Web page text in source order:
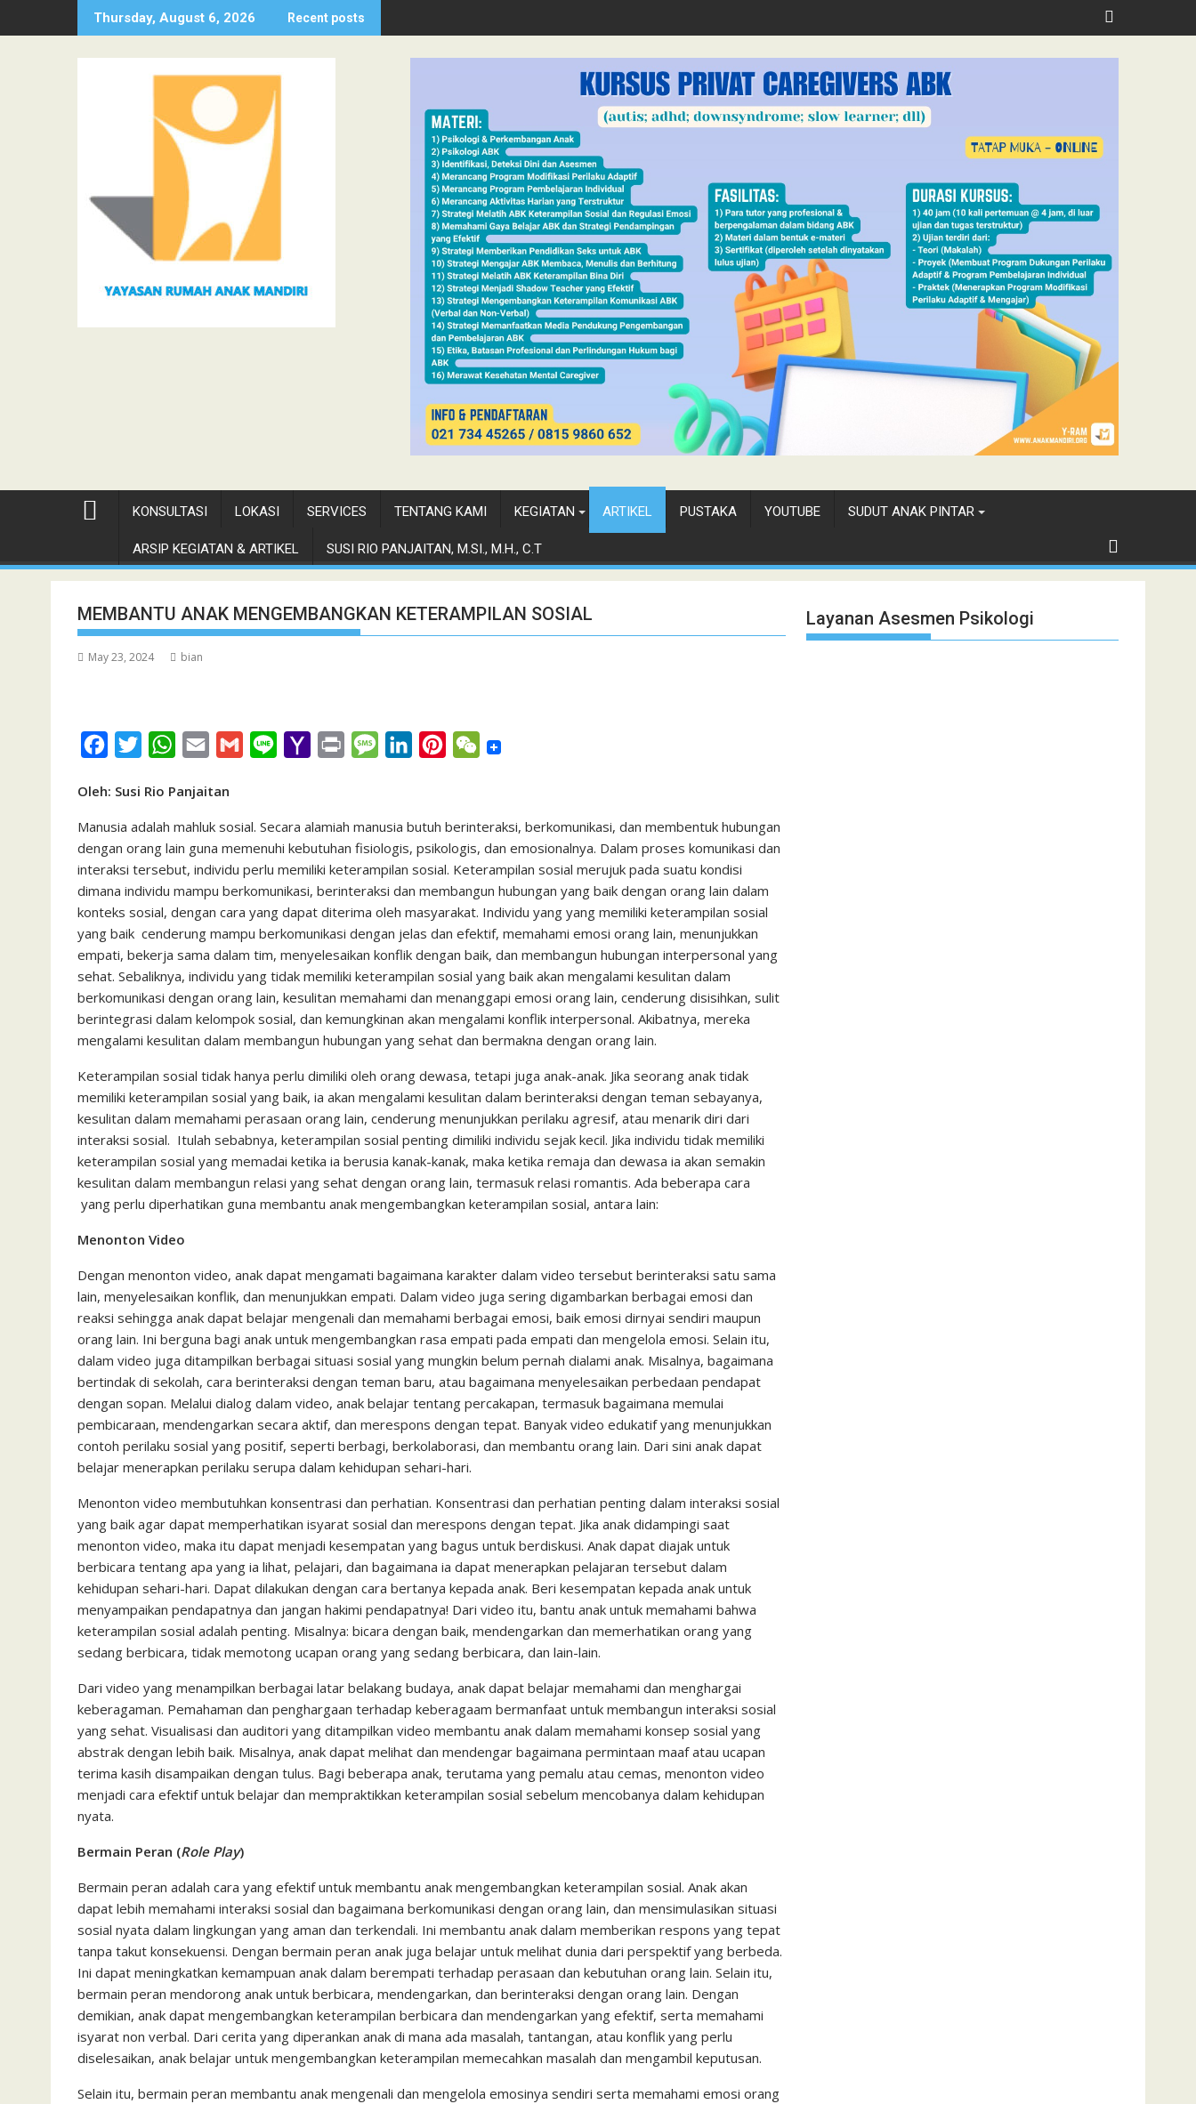
to
Thursday, August 6, 2026 Recent posts
KONSULTASI LOKASI SERVICES TENTANG KAMI KEGIATAN ARTIKEL PUSTAKA YOUTUBE SUDUT ANAK PINTAR
ARSIP KEGIATAN & ARTIKEL SUSI RIO PANJAITAN, M.SI., M.H., C.T
MEMBANTU ANAK MENGEMBANGKAN KETERAMPILAN SOSIAL
May 23, 2024 bian
c
e
b
o
o
k
t
t
e
W
a
t
s
A
p
p
a
i
l
i
l
e
o
o
M
a
i
l
n
t
M
s
a
g
e
k
e
d
n
t
e
r
s
t
W
h
a
t
Oleh: Susi Rio Panjaitan
Manusia adalah mahluk sosial. Secara alamiah manusia butuh berinteraksi, berkomunikasi, dan membentuk hubungan
dengan orang lain guna memenuhi kebutuhan fisiologis, psikologis, dan emosionalnya. Dalam proses komunikasi dan
interaksi tersebut, individu perlu memiliki keterampilan sosial. Keterampilan sosial merujuk pada suatu kondisi
dimana individu mampu berkomunikasi, berinteraksi dan membangun hubungan yang baik dengan orang lain dalam
konteks sosial, dengan cara yang dapat diterima oleh masyarakat. Individu yang yang memiliki keterampilan sosial
yang baik cenderung mampu berkomunikasi dengan jelas dan efektif, memahami emosi orang lain, menunjukkan
empati, bekerja sama dalam tim, menyelesaikan konflik dengan baik, dan membangun hubungan interpersonal yang
sehat. Sebaliknya, individu yang tidak memiliki keterampilan sosial yang baik akan mengalami kesulitan dalam
berkomunikasi dengan orang lain, kesulitan memahami dan menanggapi emosi orang lain, cenderung disisihkan, sulit
berintegrasi dalam kelompok sosial, dan kemungkinan akan mengalami konflik interpersonal. Akibatnya, mereka
mengalami kesulitan dalam membangun hubungan yang sehat dan bermakna dengan orang lain.
Keterampilan sosial tidak hanya perlu dimiliki oleh orang dewasa, tetapi juga anak-anak. Jika seorang anak tidak
memiliki keterampilan sosial yang baik, ia akan mengalami kesulitan dalam berinteraksi dengan teman sebayanya,
kesulitan dalam memahami perasaan orang lain, cenderung menunjukkan perilaku agresif, atau menarik diri dari
interaksi sosial. Itulah sebabnya, keterampilan sosial penting dimiliki individu sejak kecil. Jika individu tidak memiliki
keterampilan sosial yang memadai ketika ia berusia kanak-kanak, maka ketika remaja dan dewasa ia akan semakin
kesulitan dalam membangun relasi yang sehat dengan orang lain, termasuk relasi romantis. Ada beberapa cara
yang perlu diperhatikan guna membantu anak mengembangkan keterampilan sosial, antara lain:
Menonton Video
Dengan menonton video, anak dapat mengamati bagaimana karakter dalam video tersebut berinteraksi satu sama
lain, menyelesaikan konflik, dan menunjukkan empati. Dalam video juga sering digambarkan berbagai emosi dan
reaksi sehingga anak dapat belajar mengenali dan memahami berbagai emosi, baik emosi dirnyai sendiri maupun
orang lain. Ini berguna bagi anak untuk mengembangkan rasa empati pada empati dan mengelola emosi. Selain itu,
dalam video juga ditampilkan berbagai situasi sosial yang mungkin belum pernah dialami anak. Misalnya, bagaimana
bertindak di sekolah, cara berinteraksi dengan teman baru, atau bagaimana menyelesaikan perbedaan pendapat
dengan sopan. Melalui dialog dalam video, anak belajar tentang percakapan, termasuk bagaimana memulai
pembicaraan, mendengarkan secara aktif, dan merespons dengan tepat. Banyak video edukatif yang menunjukkan
contoh perilaku sosial yang positif, seperti berbagi, berkolaborasi, dan membantu orang lain. Dari sini anak dapat
belajar menerapkan perilaku serupa dalam kehidupan sehari-hari.
Menonton video membutuhkan konsentrasi dan perhatian. Konsentrasi dan perhatian penting dalam interaksi sosial
yang baik agar dapat memperhatikan isyarat sosial dan merespons dengan tepat. Jika anak didampingi saat
menonton video, maka itu dapat menjadi kesempatan yang bagus untuk berdiskusi. Anak dapat diajak untuk
berbicara tentang apa yang ia lihat, pelajari, dan bagaimana ia dapat menerapkan pelajaran tersebut dalam
kehidupan sehari-hari. Dapat dilakukan dengan cara bertanya kepada anak. Beri kesempatan kepada anak untuk
menyampaikan pendapatnya dan jangan hakimi pendapatnya! Dari video itu, bantu anak untuk memahami bahwa
keterampilan sosial adalah penting. Misalnya: bicara dengan baik, mendengarkan dan memerhatikan orang yang
sedang berbicara, tidak memotong ucapan orang yang sedang berbicara, dan lain-lain.
Dari video yang menampilkan berbagai latar belakang budaya, anak dapat belajar memahami dan menghargai
keberagaman. Pemahaman dan penghargaan terhadap keberagaam bermanfaat untuk membangun interaksi sosial
yang sehat. Visualisasi dan auditori yang ditampilkan video membantu anak dalam memahami konsep sosial yang
abstrak dengan lebih baik. Misalnya, anak dapat melihat dan mendengar bagaimana permintaan maaf atau ucapan
terima kasih disampaikan dengan tulus. Bagi beberapa anak, terutama yang pemalu atau cemas, menonton video
menjadi cara efektif untuk belajar dan mempraktikkan keterampilan sosial sebelum mencobanya dalam kehidupan
nyata.
Bermain Peran (Role Play)
Bermain peran adalah cara yang efektif untuk membantu anak mengembangkan keterampilan sosial. Anak akan
dapat lebih memahami interaksi sosial dan bagaimana berkomunikasi dengan orang lain, dan mensimulasikan situasi
sosial nyata dalam lingkungan yang aman dan terkendali. Ini membantu anak dalam memberikan respons yang tepat
tanpa takut konsekuensi. Dengan bermain peran anak juga belajar untuk melihat dunia dari perspektif yang berbeda.
Ini dapat meningkatkan kemampuan anak dalam berempati terhadap perasaan dan kebutuhan orang lain. Selain itu,
bermain peran mendorong anak untuk berbicara, mendengarkan, dan berinteraksi dengan orang lain. Dengan
demikian, anak dapat mengembangkan keterampilan berbicara dan mendengarkan yang efektif, serta memahami
isyarat non verbal. Dari cerita yang diperankan anak di mana ada masalah, tantangan, atau konflik yang perlu
diselesaikan, anak belajar untuk mengembangkan keterampilan memecahkan masalah dan mengambil keputusan.
Selain itu, bermain peran membantu anak mengenali dan mengelola emosinya sendiri serta memahami emosi orang
Layanan Asesmen Psikologi